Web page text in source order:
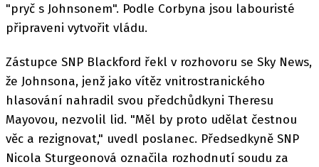
"pryč s Johnsonem". Podle Corbyna jsou labouristé
připraveni vytvořit vládu.
Zástupce SNP Blackford řekl v rozhovoru se Sky News,
že Johnsona, jenž jako vítěz vnitrostranického
hlasování nahradil svou předchůdkyni Theresu
Mayovou, nezvolil lid. "Měl by proto udělat čestnou
věc a rezignovat," uvedl poslanec. Předsedkyně SNP
Nicola Sturgeonová označila rozhodnutí soudu za